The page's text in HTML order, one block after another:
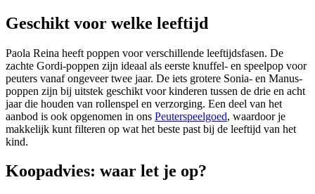
Geschikt voor welke leeftijd
Paola Reina heeft poppen voor verschillende leeftijdsfasen. De
zachte Gordi-poppen zijn ideaal als eerste knuffel- en speelpop voor
peuters vanaf ongeveer twee jaar. De iets grotere Sonia- en Manus-
poppen zijn bij uitstek geschikt voor kinderen tussen de drie en acht
jaar die houden van rollenspel en verzorging. Een deel van het
aanbod is ook opgenomen in ons Peuterspeelgoed, waardoor je
makkelijk kunt filteren op wat het beste past bij de leeftijd van het
kind.
Koopadvies: waar let je op?